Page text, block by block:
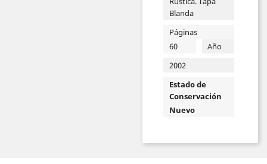
Blanda
Páginas
60
Año
2002
Estado de
Conservación
Nuevo